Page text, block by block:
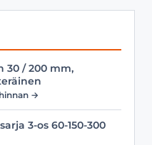
30 / 200 mm,
→
3-os 60-150-300